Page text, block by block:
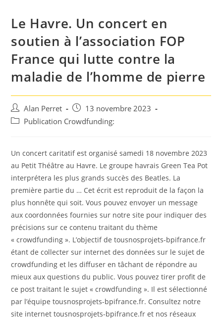
Le Havre. Un concert en
soutien à l’association FOP
France qui lutte contre la
maladie de l’homme de pierre
Auteur/autrice
de
Alan Perret
Post
published:
13 novembre 2023
PostPublication Crowdfunding:
Un concert caritatif est organisé samedi 18 novembre 2023
au Petit Théâtre au Havre. Le groupe havrais Green Tea Pot
interprétera les plus grands succès des Beatles. La
première partie du … Cet écrit est reproduit de la façon la
plus honnête qui soit. Vous pouvez envoyer un message
aux coordonnées fournies sur notre site pour indiquer des
précisions sur ce contenu traitant du thème
« crowdfunding ». L’objectif de tousnosprojets-bpifrance.fr
étant de collecter sur internet des données sur le sujet de
crowdfunding et les diffuser en tâchant de répondre au
mieux aux questions du public. Vous pouvez tirer profit de
ce post traitant le sujet « crowdfunding ». Il est sélectionné
par l’équipe tousnosprojets-bpifrance.fr. Consultez notre
site internet tousnosprojets-bpifrance.fr et nos réseaux